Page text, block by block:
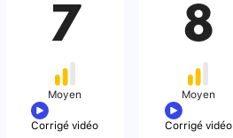
7
Moyen
Corrigé vidéo
8
Moyen
Corrigé vidéo